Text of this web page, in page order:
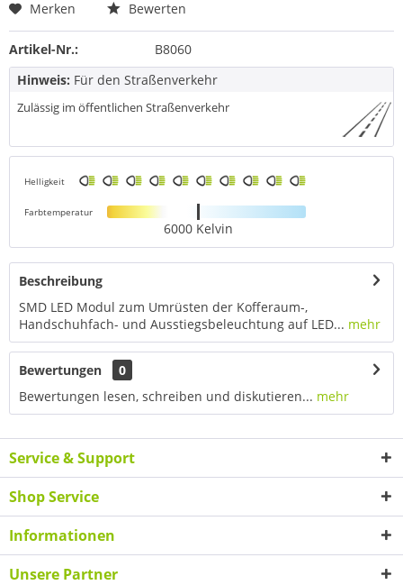
Merken Bewerten
Artikel-Nr.:
B8060
Hinweis: Für den Straßenverkehr
Zulässig im öffentlichen Straßenverkehr
Helligkeit
Farbtemperatur
6000 Kelvin
Beschreibung
SMD LED Modul zum Umrüsten der Kofferaum-,
Handschuhfach- und Ausstiegsbeleuchtung auf LED... mehr
Bewertungen
0
Bewertungen lesen, schreiben und diskutieren... mehr
Service & Support
Shop Service
Informationen
Unsere Partner